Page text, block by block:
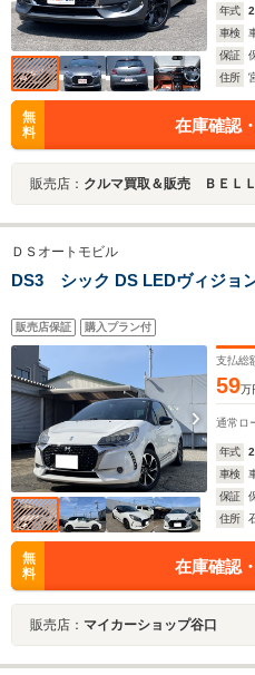
年式
車検
保証
住所
無
料
在庫確認
販売店： クルマ買取＆販売 ＢＥＬ
ＤＳオートモビル
DS3 シック DS LEDヴィジョ
販売店保証 購入プラン付
支払総
59万
通常ロ
年式
車検
保証
住所
無
料
在庫確認
販売店： マイカーショップ谷口